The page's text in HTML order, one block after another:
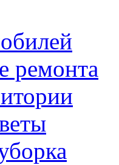
ремонта